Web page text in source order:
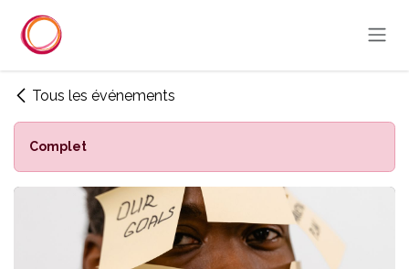
Tous les événements
Complet